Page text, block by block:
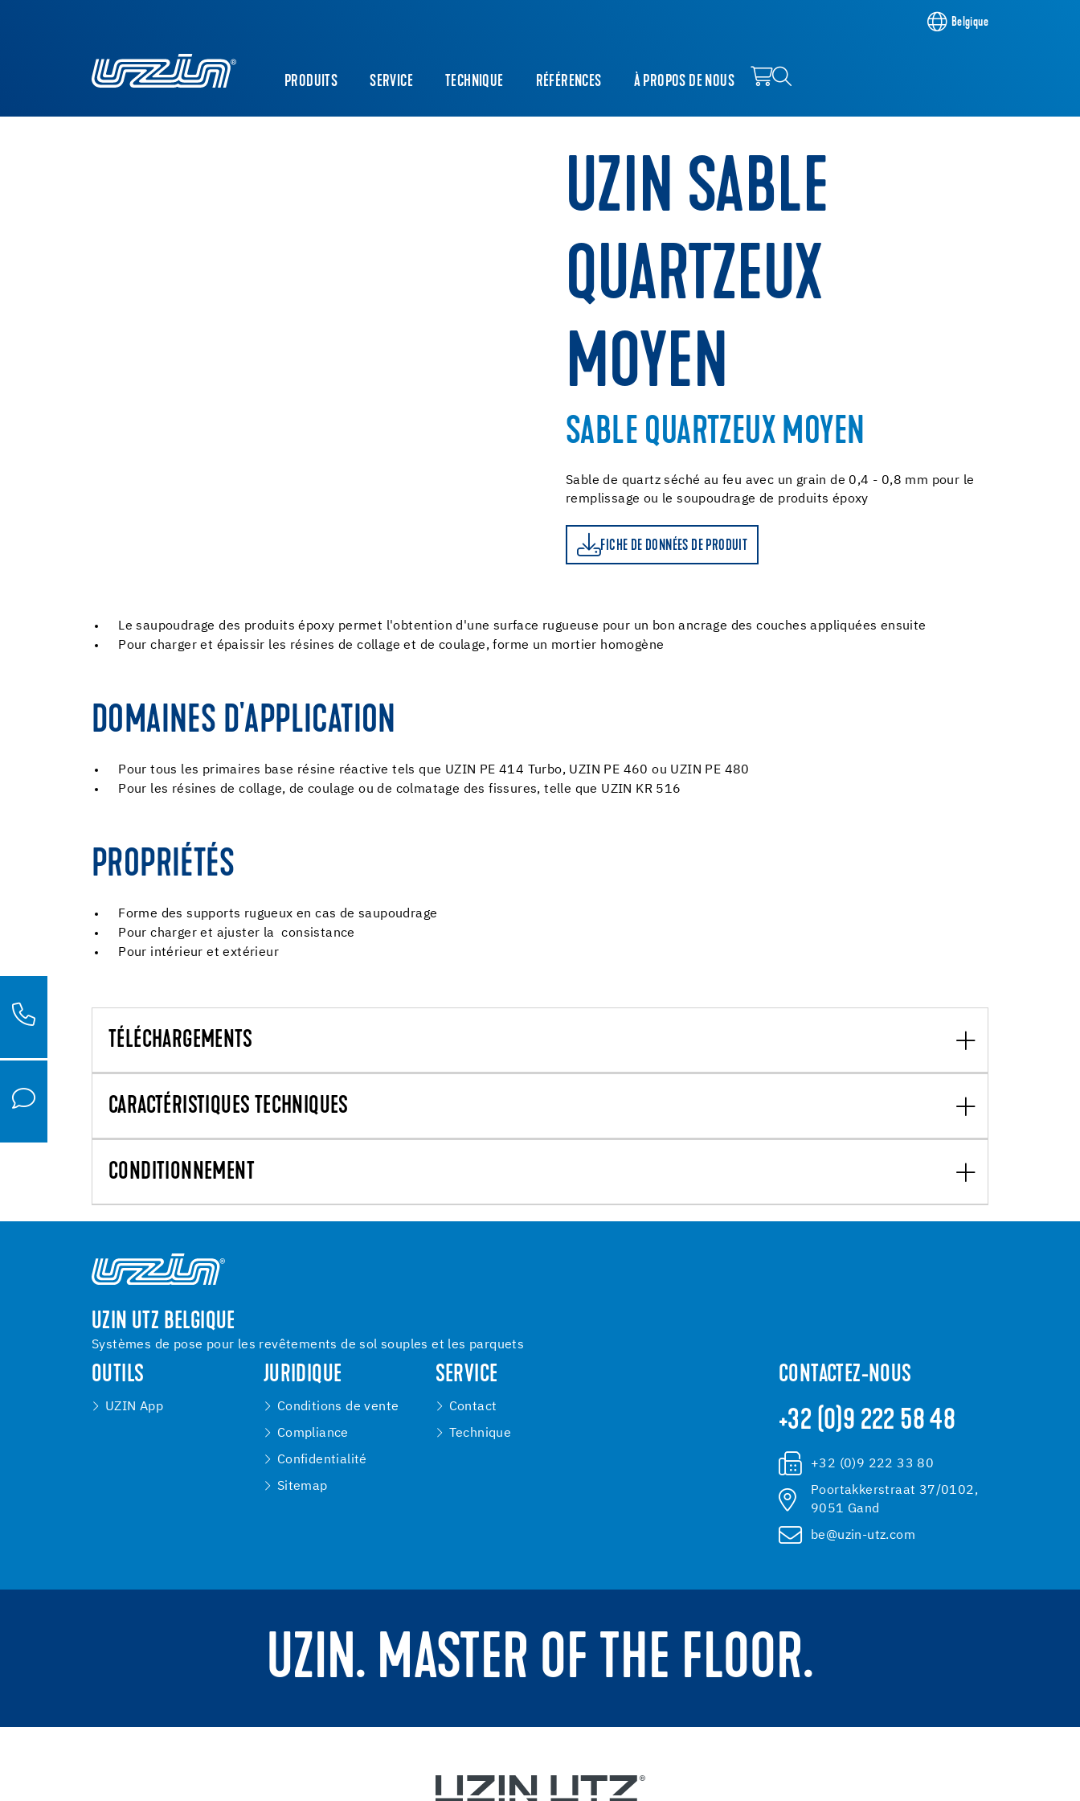
Belgique
PRODUITS SERVICE TECHNIQUE RÉFÉRENCES À PROPOS DE NOUS
UZIN SABLE
QUARTZEUX
MOYEN
SABLE QUARTZEUX MOYEN
Sable de quartz séché au feu avec un grain de 0,4 - 0,8 mm pour le
remplissage ou le soupoudrage de produits époxy
FICHE DE DONNÉES DE PRODUIT
Le saupoudrage des produits époxy permet l'obtention d'une surface rugueuse pour un bon ancrage des couches appliquées ensuite
Pour charger et épaissir les résines de collage et de coulage, forme un mortier homogène
DOMAINES D'APPLICATION
Pour tous les primaires base résine réactive tels que UZIN PE 414 Turbo, UZIN PE 460 ou UZIN PE 480
Pour les résines de collage, de coulage ou de colmatage des fissures, telle que UZIN KR 516
PROPRIÉTÉS
Forme des supports rugueux en cas de saupoudrage
Pour charger et ajuster la consistance
Pour intérieur et extérieur
TÉLÉCHARGEMENTS
CARACTÉRISTIQUES TECHNIQUES
CONDITIONNEMENT
UZIN UTZ BELGIQUE
Systèmes de pose pour les revêtements de sol souples et les parquets
OUTILS
UZIN App
JURIDIQUE
Conditions de vente
Compliance
Confidentialité
Sitemap
SERVICE
Contact
Technique
CONTACTEZ-NOUS
+32 (0)9 222 58 48
+32 (0)9 222 33 80
Poortakkerstraat 37/0102,
9051 Gand
be@uzin-utz.com
UZIN. MASTER OF THE FLOOR.